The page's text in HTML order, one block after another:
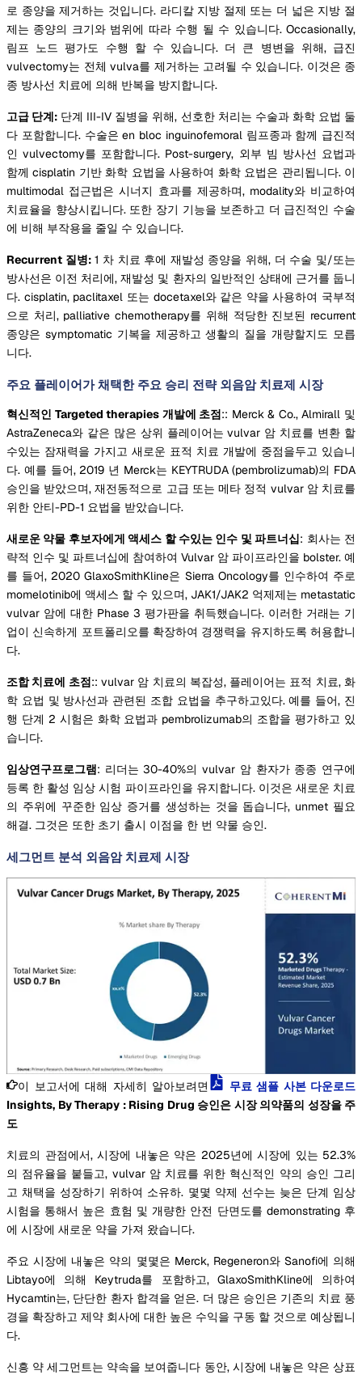
로 종양을 제거하는 것입니다. 라디칼 지방 절제 또는 더 넓은 지방 절
제는 종양의 크기와 범위에 따라 수행 될 수 있습니다. Occasionally,
림프 노드 평가도 수행 할 수 있습니다. 더 큰 병변을 위해, 급진
vulvectomy는 전체 vulva를 제거하는 고려될 수 있습니다. 이것은 종
종 방사선 치료에 의해 반복을 방지합니다.
고급 단계: 단계 III-IV 질병을 위해, 선호한 처리는 수술과 화학 요법 둘
다 포함합니다. 수술은 en bloc inguinofemoral 림프종과 함께 급진적
인 vulvectomy를 포함합니다. Post-surgery, 외부 빔 방사선 요법과
함께 cisplatin 기반 화학 요법을 사용하여 화학 요법은 관리됩니다. 이
multimodal 접근법은 시너지 효과를 제공하며, modality와 비교하여
치료율을 향상시킵니다. 또한 장기 기능을 보존하고 더 급진적인 수술
에 비해 부작용을 줄일 수 있습니다.
Recurrent 질병:1 차 치료 후에 재발성 종양을 위해, 더 수술 및/또는
방사선은 이전 처리에, 재발성 및 환자의 일반적인 상태에 근거를 둡니
다. cisplatin, paclitaxel 또는 docetaxel와 같은 약을 사용하여 국부적
으로 처리, palliative chemotherapy를 위해 적당한 진보된 recurrent
종양은 symptomatic 기복을 제공하고 생활의 질을 개량할지도 모릅
니다.
주요 플레이어가 채택한 주요 승리 전략 외음암 치료제 시장
혁신적인 Targeted therapies 개발에 초점:: Merck & Co., Almirall 및
AstraZeneca와 같은 많은 상위 플레이어는 vulvar 암 치료를 변환 할
수있는 잠재력을 가지고 새로운 표적 치료 개발에 중점을두고 있습니
다. 예를 들어, 2019 년 Merck는 KEYTRUDA (pembrolizumab)의 FDA
승인을 받았으며, 재전동적으로 고급 또는 메타 정적 vulvar 암 치료를
위한 안티-PD-1 요법을 받았습니다.
새로운 약물 후보자에게 액세스 할 수있는 인수 및 파트너십: 회사는 전
략적 인수 및 파트너십에 참여하여 Vulvar 암 파이프라인을 bolster. 예
를 들어, 2020 GlaxoSmithKline은 Sierra Oncology를 인수하여 주로
momelotinib에 액세스 할 수 있으며, JAK1/JAK2 억제제는 metastatic
vulvar 암에 대한 Phase 3 평가판을 취득했습니다. 이러한 거래는 기
업이 신속하게 포트폴리오를 확장하여 경쟁력을 유지하도록 허용합니
다.
조합 치료에 초점:: vulvar 암 치료의 복잡성, 플레이어는 표적 치료, 화
학 요법 및 방사선과 관련된 조합 요법을 추구하고있다. 예를 들어, 진
행 단계 2 시험은 화학 요법과 pembrolizumab의 조합을 평가하고 있
습니다.
임상연구프로그램: 리더는 30-40%의 vulvar 암 환자가 종종 연구에
등록 한 활성 임상 시험 파이프라인을 유지합니다. 이것은 새로운 치료
의 주위에 꾸준한 임상 증거를 생성하는 것을 돕습니다, unmet 필요
해결. 그것은 또한 초기 출시 이점을 한 번 약물 승인.
세그먼트 분석 외음암 치료제 시장
이 보고서에 대해 자세히 알아보려면
무료 샘플 사본 다운로드
Insights, By Therapy : Rising Drug 승인은 시장 의약품의 성장을 주
도
치료의 관점에서, 시장에 내놓은 약은 2025년에 시장에 있는 52.3%
의 점유율을 붙들고, vulvar 암 치료를 위한 혁신적인 약의 승인 그리
고 채택을 성장하기 위하여 소유하. 몇몇 약제 선수는 늦은 단계 임상
시험을 통해서 높은 효험 및 개량한 안전 단면도를 demonstrating 후
에 시장에 새로운 약을 가져 왔습니다.
주요 시장에 내놓은 약의 몇몇은 Merck, Regeneron와 Sanofi에 의해
Libtayo에 의해 Keytruda를 포함하고, GlaxoSmithKline에 의하여
Hycamtin는, 단단한 환자 합격을 얻은. 더 많은 승인은 기존의 치료 풍
경을 확장하고 제약 회사에 대한 높은 수익을 구동 할 것으로 예상됩니
다.
신흥 약 세그먼트는 약속을 보여줍니다 동안, 시장에 내놓은 약은 상표